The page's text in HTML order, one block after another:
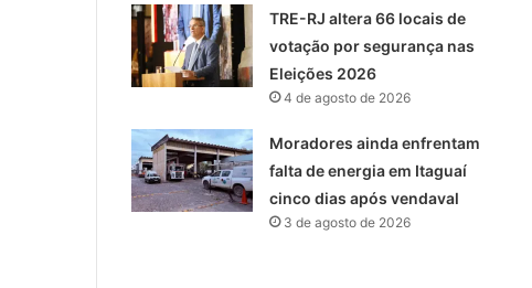
TRE-RJ altera 66 locais de
votação por segurança nas
Eleições 2026
4 de agosto de 2026
Moradores ainda enfrentam
falta de energia em Itaguaí
cinco dias após vendaval
3 de agosto de 2026